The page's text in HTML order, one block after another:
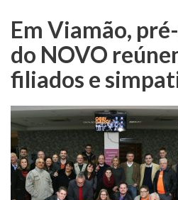
Em Viamão,
do NOVO
filiados e